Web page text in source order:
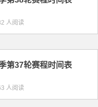
人阅读
第37轮赛程时间表
人阅读